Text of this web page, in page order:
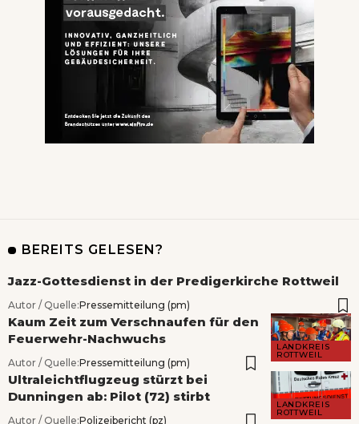
BEREITS GELESEN?
Jazz-Gottesdienst in der Predigerkirche Rottweil
Autor / Quelle:Pressemitteilung (pm)
LANDKREIS
ROTTWEIL
Kaum Zeit zum Verschnaufen für den
Feuerwehr-Nachwuchs
Autor / Quelle:Pressemitteilung (pm)
LANDKREIS
ROTTWEIL
Ultraleichtflugzeug stürzt bei
Dunningen ab: Pilot (72) stirbt
Autor / Quelle:Polizeibericht (pz)